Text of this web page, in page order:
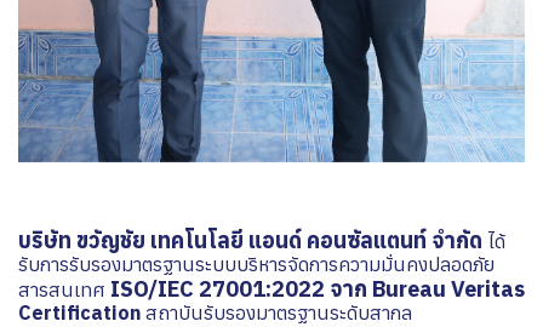
บริษัท ขวัญชัย เทคโนโลยี แอนด์ คอนซัลแตนท์ จำกัด ได้
รับการรับรองมาตรฐานระบบบริหารจัดการความมั่นคงปลอดภัย
สารสนเทศ ISO/IEC 27001:2022 จาก Bureau Veritas
Certification สถาบันรับรองมาตรฐานระดับสากล